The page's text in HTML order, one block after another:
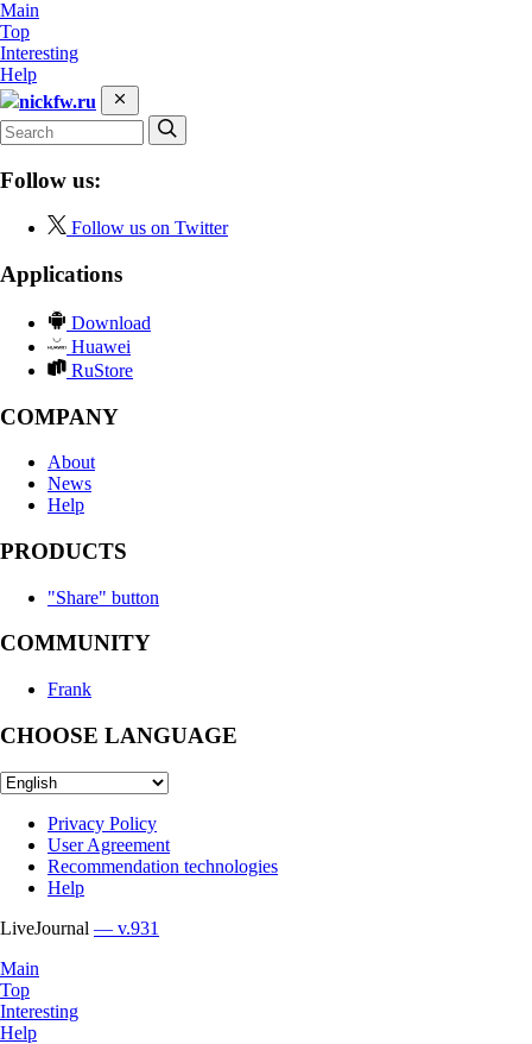
Main
Top
Interesting
Help
nickfw.ru
Follow us:
Follow us on Twitter
Applications
Download
Huawei
RuStore
COMPANY
About
News
Help
PRODUCTS
"Share" button
COMMUNITY
Frank
CHOOSE LANGUAGE
Privacy Policy
User Agreement
Recommendation technologies
Help
LiveJournal — v.931
Main
Top
Interesting
Help